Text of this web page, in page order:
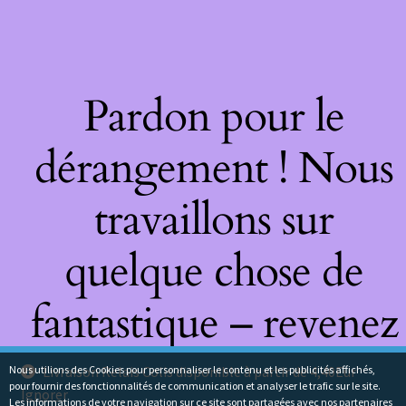
Livraison Relais Colis disponible à partir de 4,40Eur
Ignorer
Pardon pour le
dérangement ! Nous
travaillons sur
quelque chose de
fantastique – revenez
bientôt !
Nous utilions des Cookies pour personnaliser le contenu et les publicités affichés,
pour fournir des fonctionnalités de communication et analyser le trafic sur le site.
Les informations de votre navigation sur ce site sont partagées avec nos partenaires